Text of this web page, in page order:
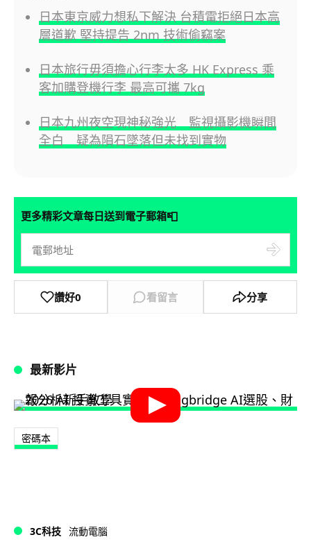
日本東京威力想私下解決 台積電拒絕日本高
層道歉 堅持提告 2nm 技術偷竊案
日本旅行毋須擔心行李太多 HK Express 乘
客加購登機行李 最高可攜 7kg
日本九州夜空現神秘強光 監視攝影機瞬間
全白 疑為隕石墜落但未找到實物
更多精彩文章每日送到電子郵箱📮
讚好0 看留言 分享
最新影片
密碼本
3C科技 流動電腦